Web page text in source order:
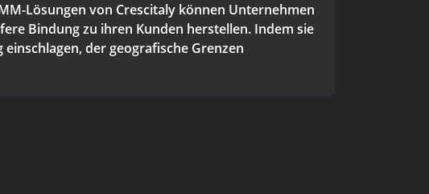
Lösungen von Crescitaly können Unternehmen
Bindung zu ihren Kunden herstellen. Indem sie
der geografische Grenzen